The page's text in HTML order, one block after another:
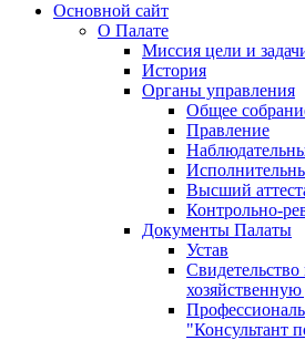
Основной сайт
О Палате
Миссия цели и
История
Органы управления
Общее
Правление
Высший
Контрольно-
Документы Палаты
Устав
хозяйственную
"Консультант